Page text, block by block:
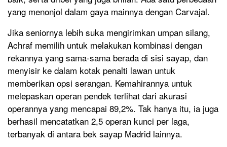
yang menonjol dalam gaya mainnya dengan Carvajal.
Jika seniornya lebih suka mengirimkan umpan silang,
Achraf memilih untuk melakukan kombinasi dengan
rekannya yang sama-sama berada di sisi sayap, dan
menyisir ke dalam kotak penalti lawan untuk
memberikan opsi serangan. Kemahirannya untuk
melepaskan operan pendek terlihat dari akurasi
operannya yang mencapai 89,2%. Tak hanya itu, ia juga
berhasil mencatatkan 2,5 operan kunci per laga,
terbanyak di antara bek sayap Madrid lainnya.